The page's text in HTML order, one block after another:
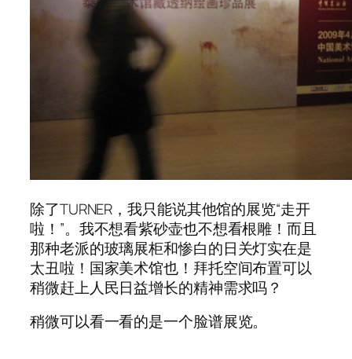
除了TURNER，我只能说其他馆的展览“走开
啦！”。我不想看紫砂壶也不想看根雕！而且
那种老派的玻璃展柜和惨白的日关灯实在是
太丑啦！国家美术馆也！拜托空间布置可以
稍微赶上人民日益增长的精神需求吗？
稍微可以看一看的是一个脸谱展览。